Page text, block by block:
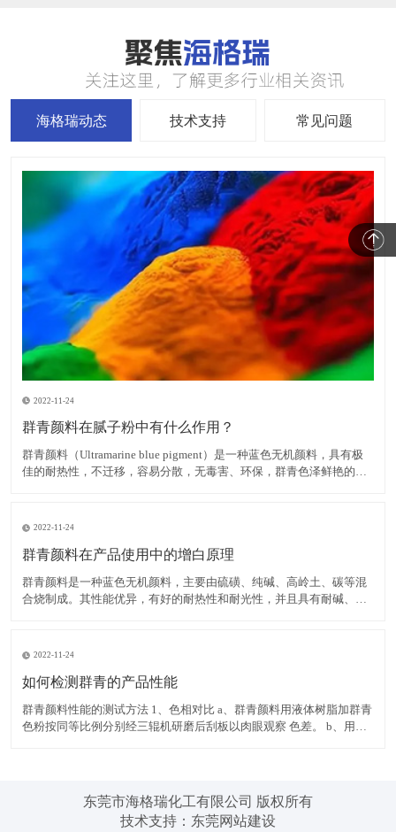
海格瑞动态 技术支持 常见问题
2022-11-24
群青颜料在腻子粉中有什么作用？
群青颜料（Ultramarine blue pigment）是一种蓝色无机颜料，具有极
佳的耐热性，不迁移，容易分散，无毒害、环保，群青色泽鲜艳的蓝
原料的灰暗色光，令腻子粉获得极
2022-11-24
群青颜料在产品使用中的增白原理
群青颜料是一种蓝色无机颜料，主要由硫磺、纯碱、高岭土、碳等混
合烧制成。其性能优异，有好的耐热性和耐光性，并且具有耐碱、不
在运用中不会导致同色异谱现象的出现，能消除白色物质内黄色色
2022-11-24
如何检测群青的产品性能
群青颜料性能的测试方法 1、色相对比 a、群青颜料用液体树脂加群青
色粉按同等比例分别经三辊机研磨后刮板以肉眼观察 色差。 b、用塑
东莞市海格瑞化工有限公司 版权所有
技术支持： 东莞网站建设